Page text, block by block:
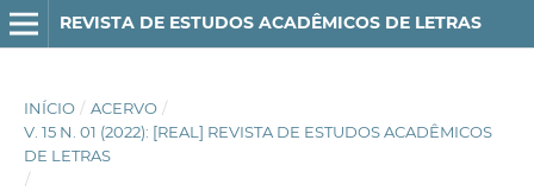
REVISTA DE ESTUDOS ACADÊMICOS DE LETRAS
INÍCIO / ACERVO /
V. 15 N. 01 (2022): [REAL] REVISTA DE ESTUDOS ACADÊMICOS
DE LETRAS
/